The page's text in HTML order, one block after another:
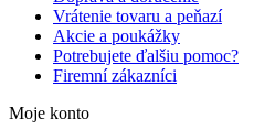
Vrátenie tovaru a peňazí
Akcie a poukážky
Potrebujete ďalšiu pomoc?
Firemní zákazníci
Moje konto